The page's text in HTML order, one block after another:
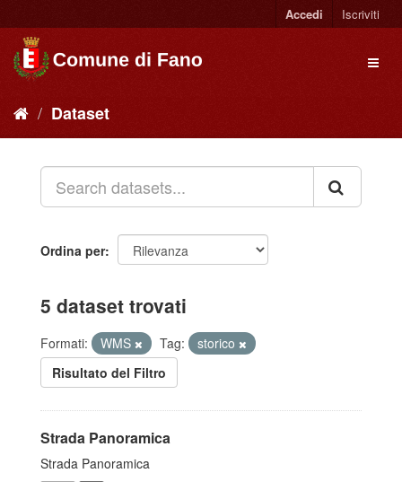
Accedi Iscriviti
Dataset
Ordina per
5 dataset trovati
Formati: WMS Tag:
storico
Risultato del Filtro
Strada Panoramica
Strada Panoramica